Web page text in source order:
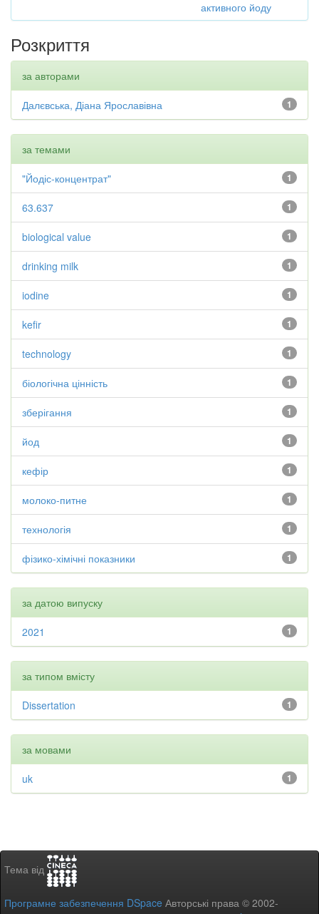
активного йоду
Розкриття
за авторами
1
Далєвська, Діана Ярославівна
за темами
1
"Йодіс-концентрат"
1
63.637
1
biological value
1
drinking milk
1
iodine
1
kefir
1
technology
1
біологічна цінність
1
зберігання
1
йод
1
кефір
1
молоко-питне
1
технологія
1
фізико-хімічні показники
за датою випуску
1
2021
за типом вмісту
1
Dissertation
за мовами
1
uk
Тема від
Програмне забезпечення DSpace Авторські права © 2002-